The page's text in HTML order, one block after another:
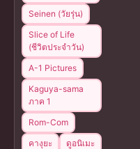
Seinen (วัยรุ่น)
Slice of Life
(ชีวิตประจำวัน)
A-1 Pictures
Kaguya-sama
ภาค 1
Rom-Com
คางุยะ
ดูอนิเมะ